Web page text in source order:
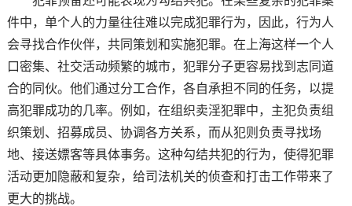
件中，单个人的力量往往难以完成犯罪行为，因此，行为人
会寻找合作伙伴，共同策划和实施犯罪。在上海这样一个人
口密集、社交活动频繁的城市，犯罪分子更容易找到志同道
合的同伙。他们通过分工合作，各自承担不同的任务，以提
高犯罪成功的几率。例如，在组织卖淫犯罪中，主犯负责组
织策划、招募成员、协调各方关系，而从犯则负责寻找场
地、接送嫖客等具体事务。这种勾结共犯的行为，使得犯罪
活动更加隐蔽和复杂，给司法机关的侦查和打击工作带来了
更大的挑战。